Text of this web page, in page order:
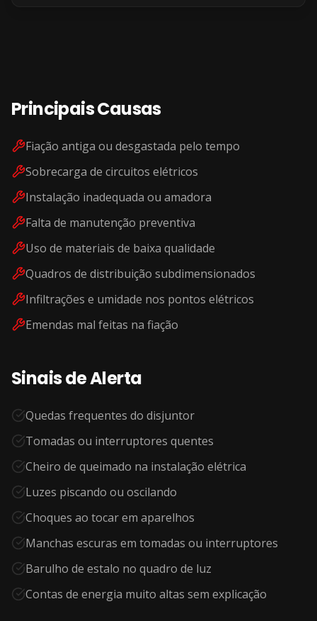
Principais Causas
Fiação antiga ou desgastada pelo tempo
Sobrecarga de circuitos elétricos
Instalação inadequada ou amadora
Falta de manutenção preventiva
Uso de materiais de baixa qualidade
Quadros de distribuição subdimensionados
Infiltrações e umidade nos pontos elétricos
Emendas mal feitas na fiação
Sinais de Alerta
Quedas frequentes do disjuntor
Tomadas ou interruptores quentes
Cheiro de queimado na instalação elétrica
Luzes piscando ou oscilando
Choques ao tocar em aparelhos
Manchas escuras em tomadas ou interruptores
Barulho de estalo no quadro de luz
Contas de energia muito altas sem explicação